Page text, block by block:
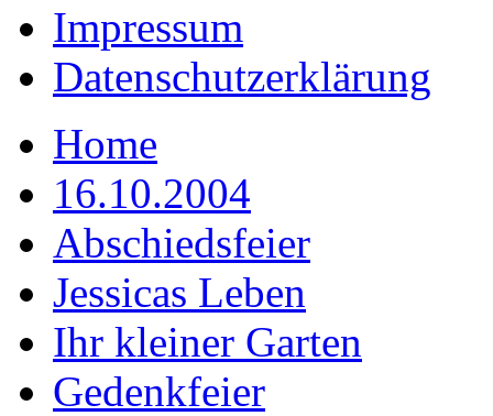
Impressum
Datenschutzerklärung
Home
16.10.2004
Abschiedsfeier
Jessicas Leben
Ihr kleiner Garten
Gedenkfeier